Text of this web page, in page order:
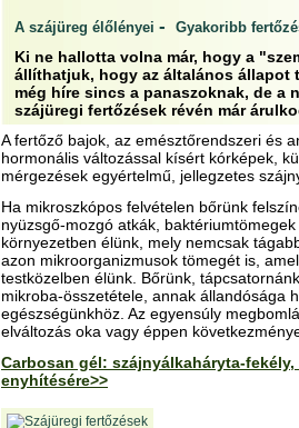
A szájüreg élőlényei - Gyakoribb
Ki ne hallotta volna már, hogy a
állíthatjuk, hogy az általános állapot
még híre sincs a panaszoknak, de a
szájüregi fertőzések révén már
A fertőző bajok, az emésztőrendszeri és
hormonális változással kísért kórképek,
mérgezések egyértelmű, jellegzetes
Ha mikroszkópos felvételen bőrünk
nyüzsgő-mozgó atkák,
környezetben élünk, mely nemcsak
azon mikroorganizmusok tömegét is,
testközelben élünk. Bőrünk,
mikroba-összetétele, annak állandósága
egészségünkhöz. Az egyensúly
elváltozás oka vagy éppen
Carbosan gél: szájnyálkaháryta-
enyhítésére>>